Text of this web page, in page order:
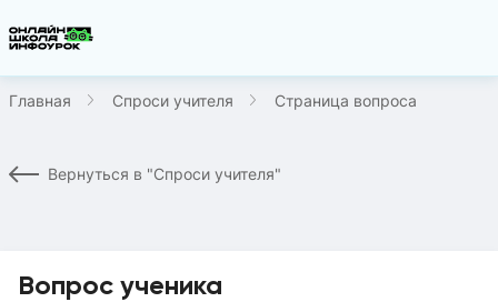
Главная Спроси учителя Страница вопроса
Вернуться в "Спроси учителя"
Вопрос ученика